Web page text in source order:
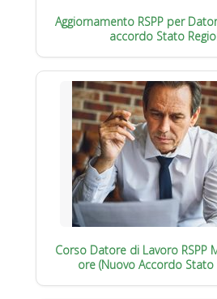
Aggiornamento RSPP per
accordo Stato
Corso Datore di Lavoro RSPP
ore (Nuovo Accordo Stato